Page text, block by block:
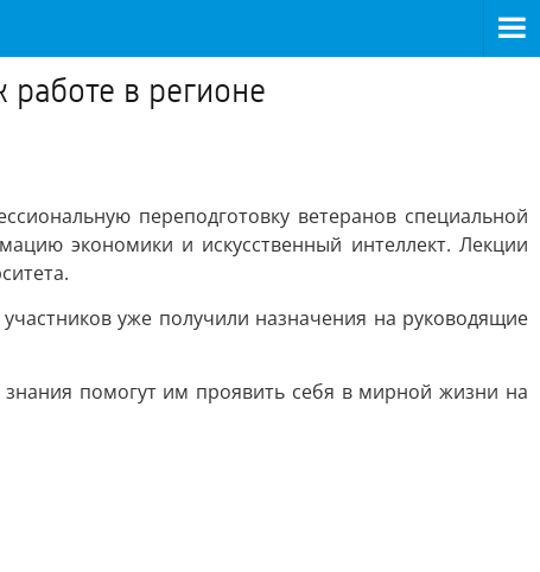
работе в регионе
переподготовку ветеранов специальной
экономики и искусственный интеллект. Лекции
уже получили назначения на руководящие
помогут им проявить себя в мирной жизни на